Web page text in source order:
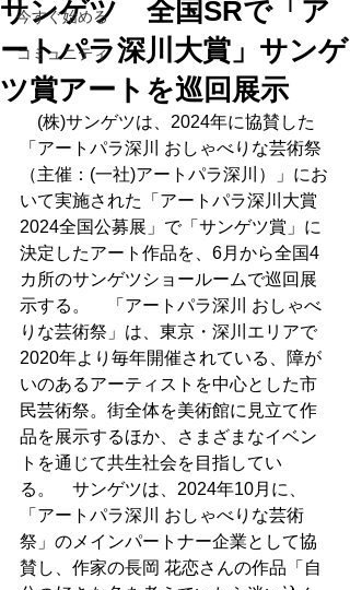
今すぐ始める
コミュニティ
サンゲツ 全国SRで「ア
ートパラ深川大賞」サンゲ
ツ賞アートを巡回展示
(株)サンゲツは、2024年に協賛した
「アートパラ深川 おしゃべりな芸術祭
（主催：(一社)アートパラ深川）」にお
いて実施された「アートパラ深川大賞
2024全国公募展」で「サンゲツ賞」に
決定したアート作品を、6月から全国4
カ所のサンゲツショールームで巡回展
示する。　「アートパラ深川 おしゃべ
りな芸術祭」は、東京・深川エリアで
2020年より毎年開催されている、障が
いのあるアーティストを中心とした市
民芸術祭。街全体を美術館に見立て作
品を展示するほか、さまざまなイベン
トを通じて共生社会を目指してい
る。　サンゲツは、2024年10月に、
「アートパラ深川 おしゃべりな芸術
祭」のメインパートナー企業として協
賛し、作家の長岡 花恋さんの作品「自